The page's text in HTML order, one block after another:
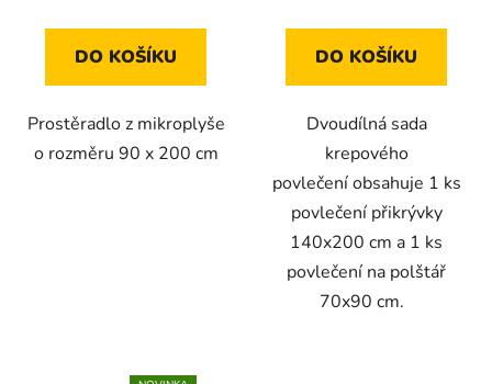
DO KOŠÍKU
Prostěradlo z mikroplyše
o rozměru 90 x 200 cm
DO KOŠÍKU
Dvoudílná sada
krepového
povlečení obsahuje 1 ks
povlečení přikrývky
140x200 cm a 1 ks
povlečení na polštář
70x90 cm.